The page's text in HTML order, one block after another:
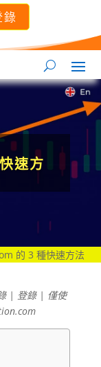
速方
的 3 種快速方法
| 登錄 | 僅使